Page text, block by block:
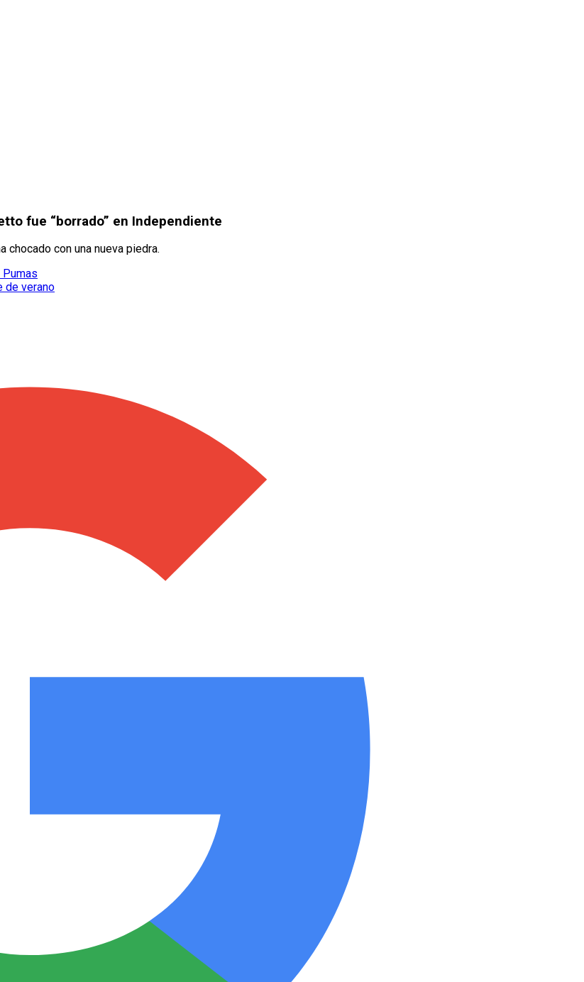
fue “borrado” en Independiente
chocado con una nueva piedra.
de verano